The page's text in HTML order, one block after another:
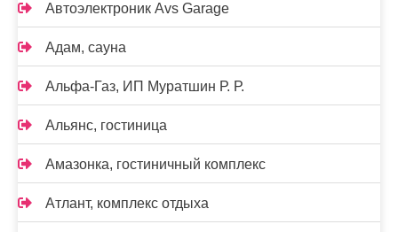
Автоэлектроник Avs Garage
Адам, сауна
Альфа-Газ, ИП Муратшин Р. Р.
Альянс, гостиница
Амазонка, гостиничный комплекс
Атлант, комплекс отдыха